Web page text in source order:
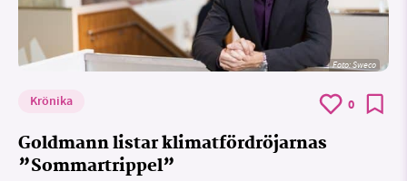
Foto: Sweco
Krönika 0
Goldmann listar klimatfördröjarnas
”Sommartrippel”